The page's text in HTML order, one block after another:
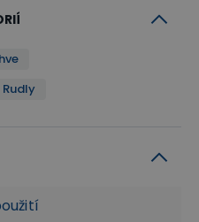
Rudly